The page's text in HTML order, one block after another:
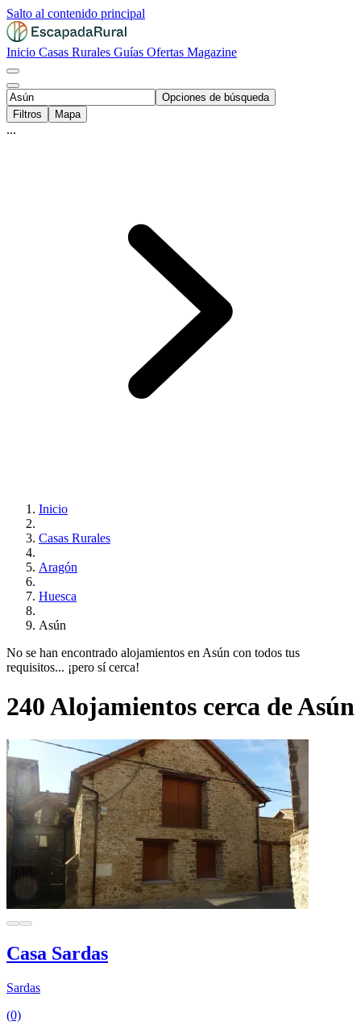
Salto al contenido principal
Inicio Casas Rurales Guías Ofertas Magazine
Opciones de búsqueda
Filtros
Mapa
...
Inicio
Casas Rurales
Aragón
Huesca
Asún
No se han encontrado alojamientos en Asún con todos tus
requisitos... ¡pero sí cerca!
240 Alojamientos cerca de Asún
Casa Sardas
Sardas
(0)